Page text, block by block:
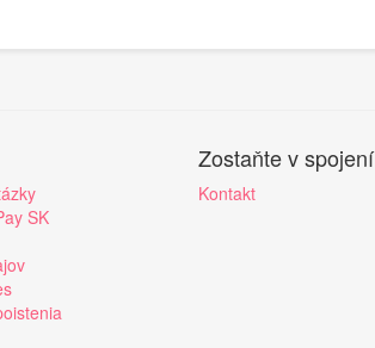
SK
Zostaňte v spojení
Kontakt